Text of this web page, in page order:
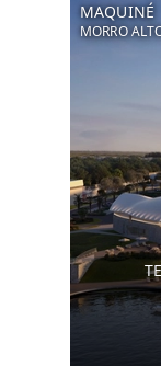
MAQUINÉ
MORRO